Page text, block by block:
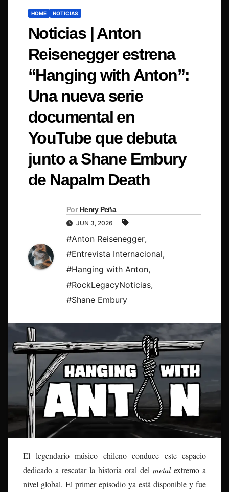
HOME NOTICIAS
Noticias | Anton
Reisenegger estrena
“Hanging with Anton”:
Una nueva serie
documental en
YouTube que debuta
junto a Shane Embury
de Napalm Death
Por Henry Peña
JUN 3, 2026
#Anton Reisenegger,
#Entrevista Internacional,
#Hanging with Anton,
#RockLegacyNoticias,
#Shane Embury
El legendario músico chileno conduce este espacio
dedicado a rescatar la historia oral del metalextremo a
nivel global. El primer episodio ya está disponible y fue